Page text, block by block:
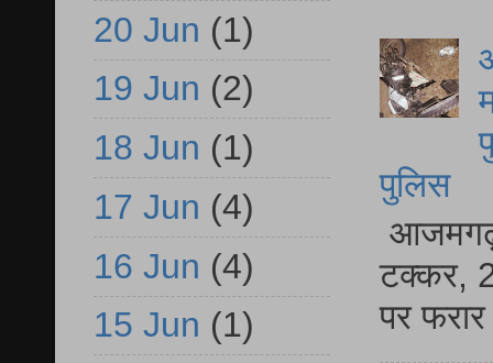
पुलिस
आजमगढ़
टक्कर,
पर
20 Jun (1)
19 Jun (2)
18 Jun (1)
17 Jun (4)
16 Jun (4)
15 Jun (1)